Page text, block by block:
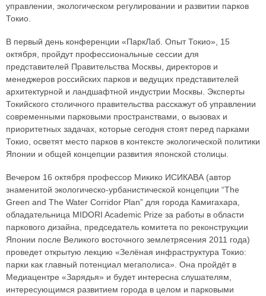
управлении, экологическом регулировании и развитии парков
Токио.
В первый день конференции «ПаркЛаб. Опыт Токио», 15
октября, пройдут профессиональные сессии для
представителей Правительства Москвы, директоров и
менеджеров российских парков и ведущих представителей
архитектурной и ландшафтной индустрии Москвы. Эксперты
Токийского столичного правительства расскажут об управлении
современными парковыми пространствами, о вызовах и
приоритетных задачах, которые сегодня стоят перед парками
Токио, осветят место парков в контексте экологической политики
Японии и общей концепции развития японской столицы.
Вечером 16 октября профессор Микико ИСИКАВА (автор
знаменитой экологическо-урбанистической концепции “The
Green and The Water Corridor Plan” для города Камигахара,
обладательница MIDORI Academic Prize за работы в области
паркового дизайна, председатель комитета по реконструкции
Японии после Великого восточного землетрясения 2011 года)
проведет открытую лекцию «Зелёная инфраструктура Токио:
парки как главный потенциал мегаполиса». Она пройдёт в
Медиацентре «Зарядья» и будет интересна слушателям,
интересующимся развитием города в целом и парковыми